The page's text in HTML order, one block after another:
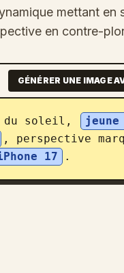
mettant en
en contre-
GÉNÉRER UNE IMAGE
du soleil,
, perspective
17 .